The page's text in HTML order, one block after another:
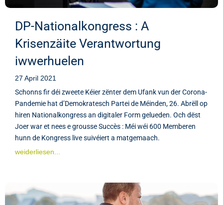
DP-Nationalkongress : A
Krisenzäite Verantwortung
iwwerhuelen
27 April 2021
Schonns fir déi zweete Kéier zënter dem Ufank vun der Corona-
Pandemie hat d’Demokratesch Partei de Méinden, 26. Abrëll op
hiren Nationalkongress an digitaler Form gelueden. Och dëst
Joer war et nees e grousse Succès : Méi wéi 600 Memberen
hunn de Kongress live suivéiert a matgemaach.
weiderliesen...